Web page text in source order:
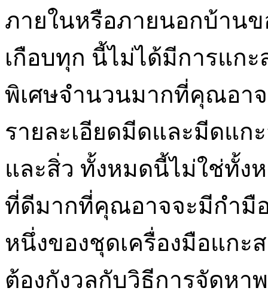
ภายในหรือภายนอกบ้าน
เกือบทุก นี้ไม่ได้มีการแกะ
พิเศษจำนวนมากที่คุณอา
รายละเอียดมีดและมีดแก
และสิ่ว ทั้งหมดนี้ไม่ใช่ทั้ง
ที่ดีมากที่คุณอาจจะมีกำมื
หนึ่งของชุดเครื่องมือแก
ต้องกังวลกับวิธีการจัดหา